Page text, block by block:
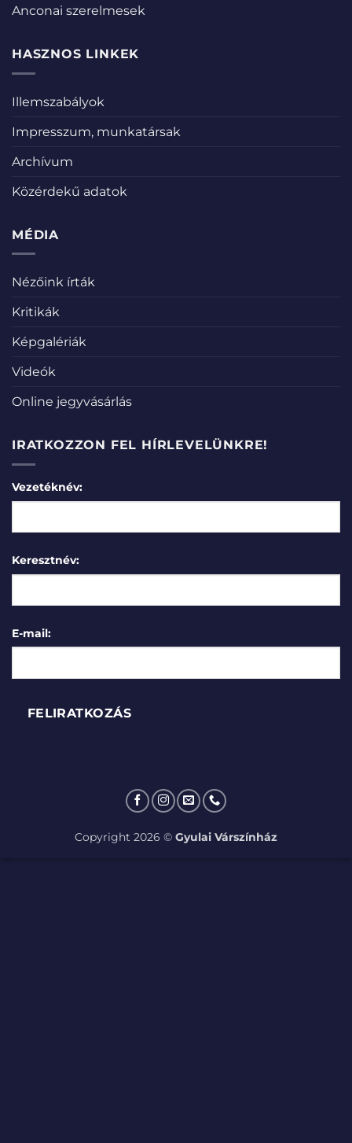
Anconai szerelmesek
HASZNOS LINKEK
Illemszabályok
Impresszum, munkatársak
Archívum
Közérdekű adatok
MÉDIA
Nézőink írták
Kritikák
Képgalériák
Videók
Online jegyvásárlás
IRATKOZZON FEL HÍRLEVELÜNKRE!
Vezetéknév:
Keresztnév:
E-mail:
Copyright 2026 © Gyulai Várszínház